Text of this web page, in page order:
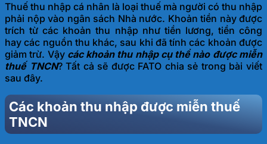
Thuế thu nhập cá nhân là loại thuế mà người có thu nhập
phải nộp vào ngân sách Nhà nước. Khoản tiền này được
trích từ các khoản thu nhập như tiền lương, tiền công
hay các nguồn thu khác, sau khi đã tính các khoản được
giảm trừ. Vậy các khoản thu nhập cụ thể nào được miễn
thuế TNCN? Tất cả sẽ được FATO chia sẻ trong bài viết
sau đây.
Các khoản thu nhập được miễn thuế
TNCN